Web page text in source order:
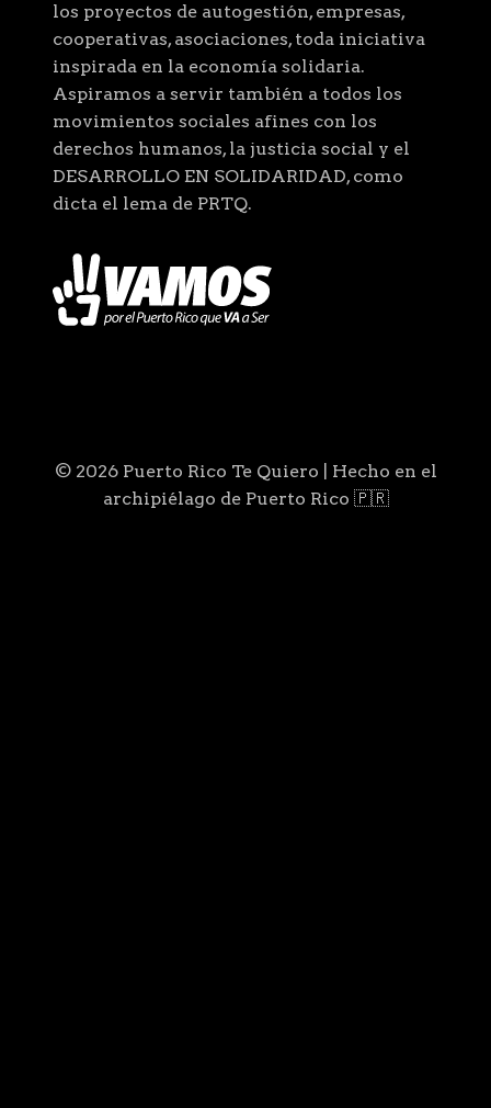
los proyectos de autogestión, empresas,
cooperativas, asociaciones, toda iniciativa
inspirada en la economía solidaria.
Aspiramos a servir también a todos los
movimientos sociales afines con los
derechos humanos, la justicia social y el
DESARROLLO EN SOLIDARIDAD, como
dicta el lema de PRTQ.
© 2026 Puerto Rico Te Quiero | Hecho en el
archipiélago de Puerto Rico 🇵🇷